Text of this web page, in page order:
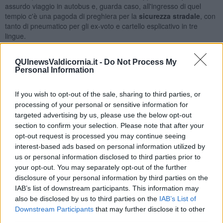
QUInewsValdicornia.it - Do Not Process My
Personal Information
If you wish to opt-out of the sale, sharing to third parties, or
processing of your personal or sensitive information for
targeted advertising by us, please use the below opt-out
section to confirm your selection. Please note that after your
opt-out request is processed you may continue seeing
interest-based ads based on personal information utilized by
us or personal information disclosed to third parties prior to
your opt-out. You may separately opt-out of the further
disclosure of your personal information by third parties on the
IAB’s list of downstream participants. This information may
also be disclosed by us to third parties on the IAB’s List of
Downstream Participants that may further disclose it to other
assurdo viaggio in autobus e, guarda caso, all'ingresso di quel
tempio c'è una pagoda di preghiera per la sicurezza stradale , con
tanto di pneumatico per gli ex-voto e cartello esplicativo in tre
lingue.
La pagoda per la sicurezza stradale - foto Blue Lama